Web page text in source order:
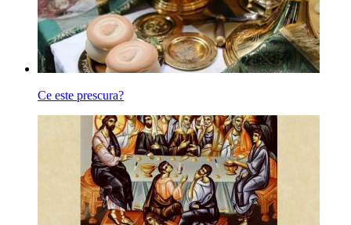
Ce este prescura?